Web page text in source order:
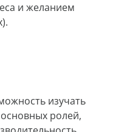
и желанием
изучать
ролей,